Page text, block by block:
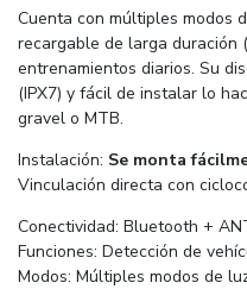
Cuenta con múltiples modos
recargable de larga duración
entrenamientos diarios. Su
(IPX7) y fácil de instalar lo
gravel o MTB.
Instalación: Se monta
Vinculación directa con
Conectividad: Bluetooth +
Funciones: Detección de
Modos: Múltiples modos de